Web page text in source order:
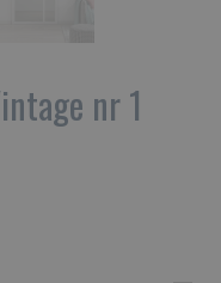
nr 1